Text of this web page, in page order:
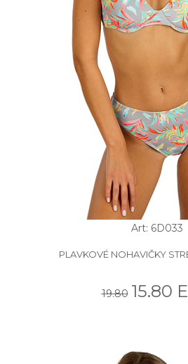
Art: 6D033
PLAVKOVÉ NOHAVIČKY
19.80 15.80